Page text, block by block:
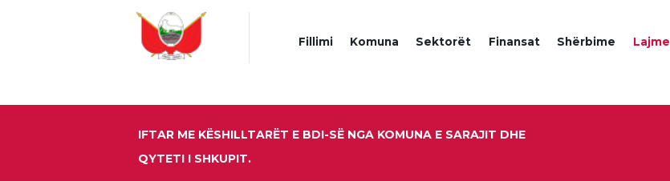
Fillimi Komuna Sektorët Finansat Shërbime Lajme
IFTAR ME KËSHILLTARËT E BDI-SË NGA KOMUNA E SARAJIT DHE
QYTETI I SHKUPIT.